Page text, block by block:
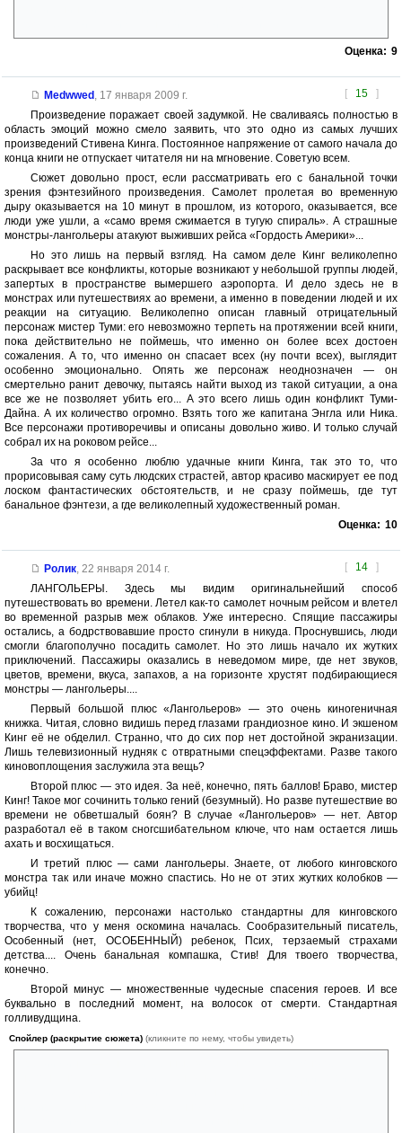
Оценка: 9
[ 15 ]
Medwwed , 17 января 2009 г.
Произведение поражает своей задумкой. Не сваливаясь полностью в
область эмоций можно смело заявить, что это одно из самых лучших
произведений Стивена Кинга. Постоянное напряжение от самого начала до
конца книги не отпускает читателя ни на мгновение. Советую всем.
Сюжет довольно прост, если рассматривать его с банальной точки
зрения фэнтезийного произведения. Самолет пролетая во временную
дыру оказывается на 10 минут в прошлом, из которого, оказывается, все
люди уже ушли, а «само время сжимается в тугую спираль». А страшные
монстры-лангольеры атакуют выживших рейса «Гордость Америки»...
Но это лишь на первый взгляд. На самом деле Кинг великолепно
раскрывает все конфликты, которые возникают у небольшой группы людей,
запертых в пространстве вымершего аэропорта. И дело здесь не в
монстрах или путешествиях ао времени, а именно в поведении людей и их
реакции на ситуацию. Великолепно описан главный отрицательный
персонаж мистер Туми: его невозможно терпеть на протяжении всей книги,
пока действительно не поймешь, что именно он более всех достоен
сожаления. А то, что именно он спасает всех (ну почти всех), выглядит
особенно эмоционально. Опять же персонаж неоднозначен — он
смертельно ранит девочку, пытаясь найти выход из такой ситуации, а она
все же не позволяет убить его... А это всего лишь один конфликт Туми-
Дайна. А их количество огромно. Взять того же капитана Энгла или Ника.
Все персонажи противоречивы и описаны довольно живо. И только случай
собрал их на роковом рейсе...
За что я особенно люблю удачные книги Кинга, так это то, что
прорисовывая саму суть людских страстей, автор красиво маскирует ее под
лоском фантастических обстоятельств, и не сразу поймешь, где тут
банальное фэнтези, а где великолепный художественный роман.
Оценка: 10
[ 14 ]
Ролик, 22 января 2014 г.
ЛАНГОЛЬЕРЫ. Здесь мы видим оригинальнейший способ
путешествовать во времени. Летел как-то самолет ночным рейсом и влетел
во временной разрыв меж облаков. Уже интересно. Спящие пассажиры
остались, а бодрствовавшие просто сгинули в никуда. Проснувшись, люди
смогли благополучно посадить самолет. Но это лишь начало их жутких
приключений. Пассажиры оказались в неведомом мире, где нет звуков,
цветов, времени, вкуса, запахов, а на горизонте хрустят подбирающиеся
монстры — лангольеры....
Первый большой плюс «Лангольеров» — это очень киногеничная
книжка. Читая, словно видишь перед глазами грандиозное кино. И экшеном
Кинг её не обделил. Странно, что до сих пор нет достойной экранизации.
Лишь телевизионный нудняк с отвратными спецэффектами. Разве такого
киновоплощения заслужила эта вещь?
Второй плюс — это идея. За неё, конечно, пять баллов! Браво, мистер
Кинг! Такое мог сочинить только гений (безумный). Но разве путешествие во
времени не обветшалый боян? В случае «Лангольеров» — нет. Автор
разработал её в таком сногсшибательном ключе, что нам остается лишь
ахать и восхищаться.
И третий плюс — сами лангольеры. Знаете, от любого кинговского
монстра так или иначе можно спастись. Но не от этих жутких колобков —
убийц!
К сожалению, персонажи настолько стандартны для кинговского
творчества, что у меня оскомина началась. Сообразительный писатель,
Особенный (нет, ОСОБЕННЫЙ) ребенок, Псих, терзаемый страхами
детства.... Очень банальная компашка, Стив! Для твоего творчества,
конечно.
Второй минус — множественные чудесные спасения героев. И все
буквально в последний момент, на волосок от смерти. Стандартная
голливудщина.
Спойлер (раскрытие сюжета) (кликните по нему, чтобы увидеть)